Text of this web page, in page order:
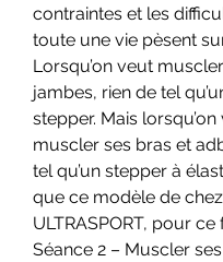
contraintes et les
toute une vie pèsent
Lorsqu’on veut
jambes, rien de tel
stepper. Mais
muscler ses bras et
tel qu’un stepper à
que ce modèle de chez
ULTRASPORT, pour ce
Séance 2 – Muscler